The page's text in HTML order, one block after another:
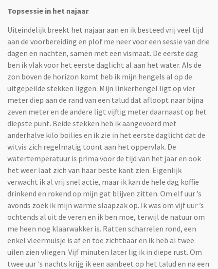
Topsessie in het najaar
Uiteindelijk breekt het najaar aan en ik besteed vrij veel tijd
aan de voorbereiding en plof me neer voor een sessie van drie
dagen en nachten, samen met een vismaat. De eerste dag
ben ik vlak voor het eerste daglicht al aan het water. Als de
zon boven de horizon komt heb ik mijn hengels al op de
uitgepeilde stekken liggen. Mijn linkerhengel ligt op vier
meter diep aan de rand van een talud dat afloopt naar bijna
zeven meter en de andere ligt vijftig meter daarnaast op het
diepste punt. Beide stekken heb ik aangevoerd met
anderhalve kilo boilies en ik zie in het eerste daglicht dat de
witvis zich regelmatig toont aan het oppervlak. De
watertemperatuur is prima voor de tijd van het jaar en ook
het weer laat zich van haar beste kant zien. Eigenlijk
verwacht ik al vrij snel actie, maar ik kan de hele dag koffie
drinkend en rokend op mijn gat blijven zitten. Om elf uur ’s
avonds zoek ik mijn warme slaapzak op. Ik was om vijf uur ’s
ochtends al uit de veren en ik ben moe, terwijl de natuur om
me heen nog klaarwakker is. Ratten scharrelen rond, een
enkel vleermuisje is af en toe zichtbaar en ik heb al twee
uilen zien vliegen. Vijf minuten later lig ik in diepe rust. Om
twee uur ‘s nachts krijg ik een aanbeet op het talud en na een